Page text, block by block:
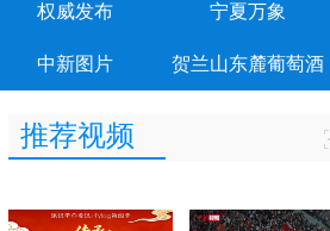
权威发布 宁夏万象
中新图片 贺兰山东麓葡萄酒
推荐视频